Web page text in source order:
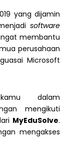
yang dijamin
software
membantu
perusahaan
Microsoft
dalam
mengikuti
MyEduSolve.
mengakses